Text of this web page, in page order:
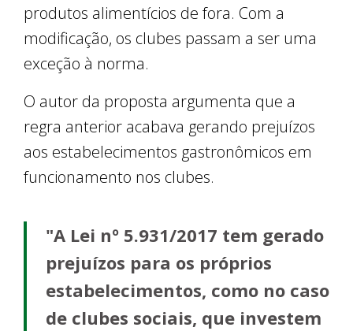
produtos alimentícios de fora. Com a
modificação, os clubes passam a ser uma
exceção à norma.
O autor da proposta argumenta que a
regra anterior acabava gerando prejuízos
aos estabelecimentos gastronômicos em
funcionamento nos clubes.
"A Lei nº 5.931/2017 tem gerado
prejuízos para os próprios
estabelecimentos, como no caso
de clubes sociais, que investem